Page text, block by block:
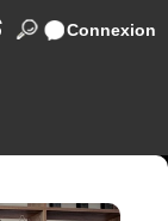
Connexion